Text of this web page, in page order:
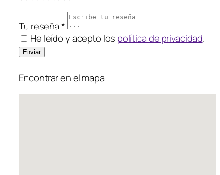
Tu reseña *
He leído y acepto los política de privacidad.
Encontrar en el mapa